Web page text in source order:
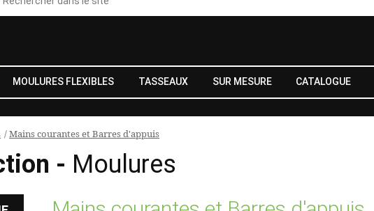
MOULURES FLEXIBLES TASSEAUX SUR MESURE CATALOGUE
/Mains courantes et Barres d'appuis
- Moulures